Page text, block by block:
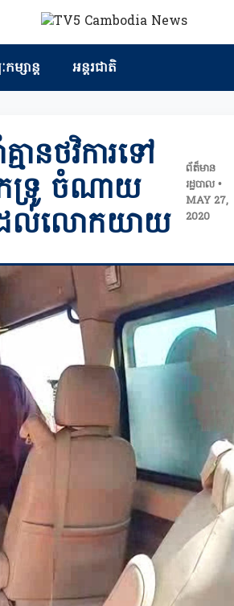
ម្សាន្ត អន្តរជាតិ
នថវិការទៅ
កទ្រូ ចំណាយ
នដល់លោកយាយ
ព័ត៏មាន
រដ្ឋបាល •
MAY 27,
2020